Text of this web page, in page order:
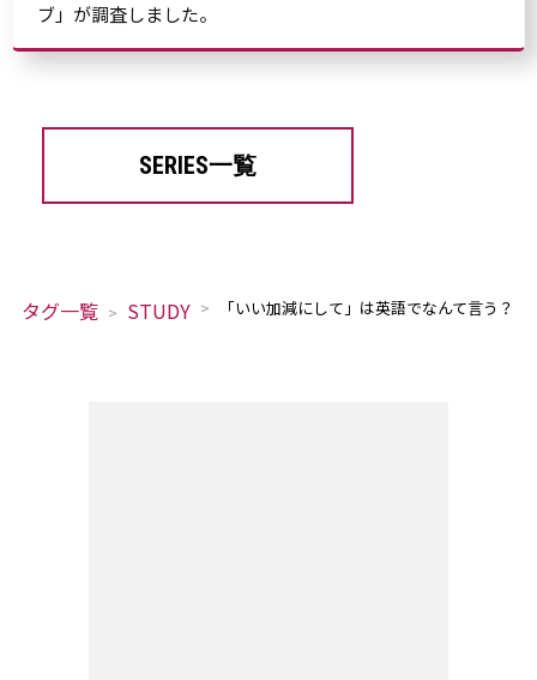
ブ」が調査しました。
SERIES一覧
タグ一覧 STUDY 「いい加減にして」は英語でなんて言う？